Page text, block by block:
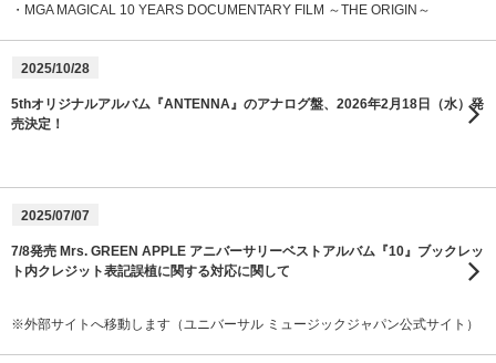
・MGA MAGICAL 10 YEARS DOCUMENTARY FILM ～THE ORIGIN～
2025/10/28
5thオリジナルアルバム『ANTENNA』のアナログ盤、2026年2月18日（水）発
売決定！
2025/07/07
7/8発売 Mrs. GREEN APPLE アニバーサリーベストアルバム『10』ブックレッ
ト内クレジット表記誤植に関する対応に関して
※外部サイトへ移動します（ユニバーサル ミュージックジャパン公式サイト）